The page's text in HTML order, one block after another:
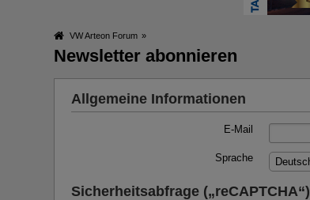
VW Arteon Forum »
Newsletter abonnieren
Allgemeine Informationen
E-Mail
Sprache
Sicherheitsabfrage („reCAPTCHA“)